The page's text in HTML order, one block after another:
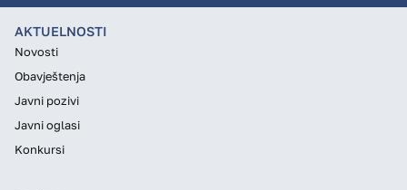
AKTUELNOSTI
Novosti
Obavještenja
Javni pozivi
Javni oglasi
Konkursi